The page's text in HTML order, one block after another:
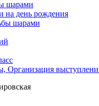
шарами
на день рождения
шарами
Организация